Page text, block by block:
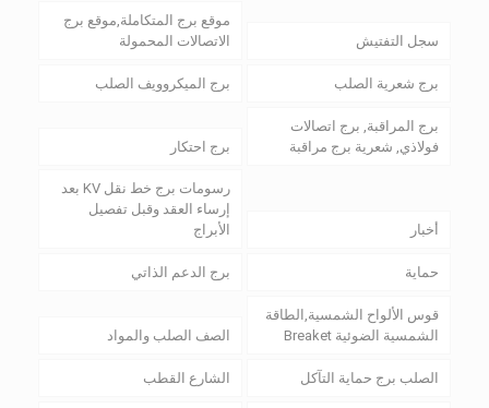
سجل التفتيش
موقع برج المتكاملة,موقع برج
الاتصالات المحمولة
برج شعرية الصلب برج الميكروويف الصلب
برج المراقبة, برج اتصالات
فولاذي, شعرية برج مراقبة
برج احتكار
أخبار
رسومات برج خط نقل KV بعد
إرساء العقد وقبل تفصيل
الأبراج
حماية برج الدعم الذاتي
قوس الألواح الشمسية,الطاقة
الشمسية الضوئية Breaket
الصف الصلب والمواد
الصلب برج حماية التآكل الشارع القطب